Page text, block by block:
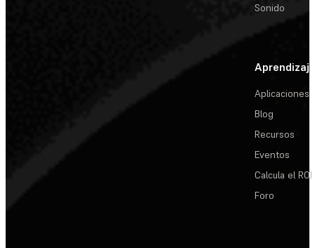
Sonido
Aprendizaje
Aplicaciones
Blog
Recursos
Eventos
Calcula el ROI
Foro